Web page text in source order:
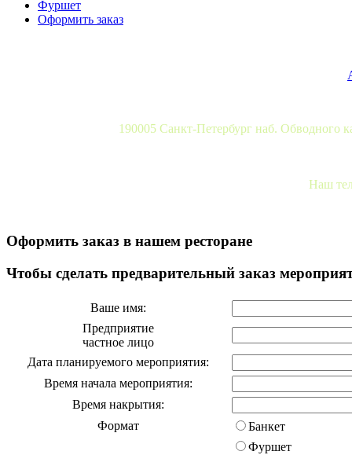
Фуршет
Оформить заказ
190005 Санкт-Петербург наб. Обводного
Наш
Оформить заказ в нашем ресторане
Чтобы сделать предварительный заказ
Ваше имя:
Предприятие
частное лицо
Дата планируемого мероприятия:
Время начала мероприятия:
Время накрытия:
Формат
Банкет
Фуршет